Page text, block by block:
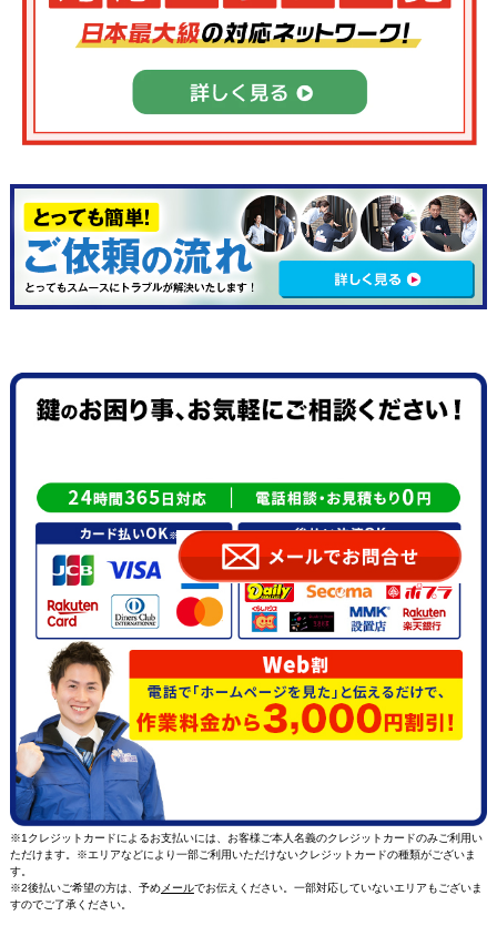
※1クレジットカードによるお支払いには、お客様ご本人名義のクレジットカードのみご利用い
ただけます。※エリアなどにより一部ご利用いただけないクレジットカードの種類がございま
す。
※2後払いご希望の方は、予めメールでお伝えください。一部対応していないエリアもございま
すのでご了承ください。